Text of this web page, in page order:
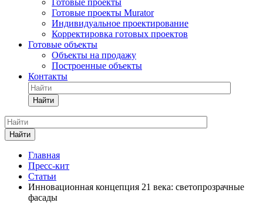
Готовые проекты
Готовые проекты Murator
Индивидуальное проектирование
Корректировка готовых проектов
Готовые объекты
Объекты на продажу
Построенные объекты
Контакты
Найти
Найти
Главная
Пресс-кит
Статьи
Инновационная концепция 21 века: светопрозрачные
фасады